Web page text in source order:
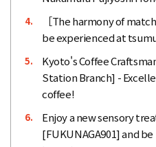
4.
［The harmony of
be experienced at
5.
Kyoto's Coffee
Station Branch] -
coffee!
6.
Enjoy a new sensory
[FUKUNAGA901] and